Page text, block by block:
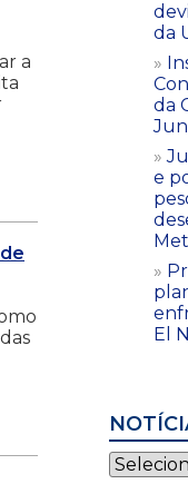
a
da
da
e
El
Notícias
por